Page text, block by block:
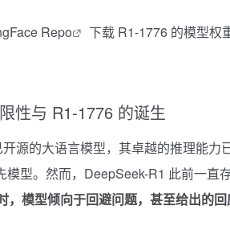
Repo 下载 R1-1776 的模型权
性与 R1-1776 的诞生
源的大语言模型，其卓越的推理能
模型。然而，DeepSeek-R1 此前一直
，模型倾向于回避问题，甚至给出的